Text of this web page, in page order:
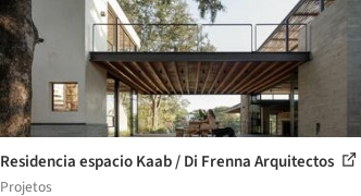
Residencia espacio Kaab / Di Frenna Arquitectos
Projetos